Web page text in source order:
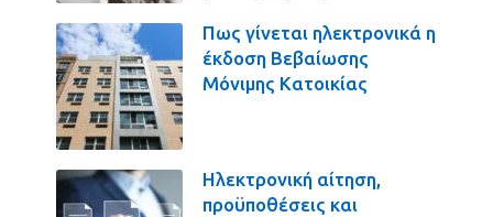
Πως γίνεται ηλεκτρονικά η
έκδοση Βεβαίωσης
Μόνιμης Κατοικίας
Ηλεκτρονική αίτηση,
προϋποθέσεις και